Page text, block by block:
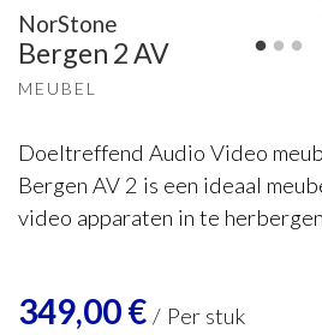
NorStone
Bergen 2 AV
MEUBEL
Doeltreffend Audio Video
Bergen AV 2 is een ideaal
video apparaten in te
349,00€ / Per stuk